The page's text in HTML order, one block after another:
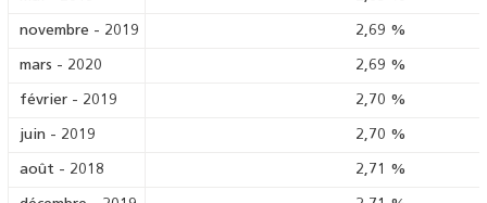
novembre - 2019 2,69 %
mars - 2020 2,69 %
février - 2019 2,70 %
juin - 2019 2,70 %
août - 2018 2,71 %